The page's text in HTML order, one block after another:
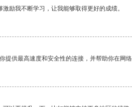
励我不断学习，让我能够取得更好的成绩。
提供最高速度和安全性的连接，并帮助你在网络